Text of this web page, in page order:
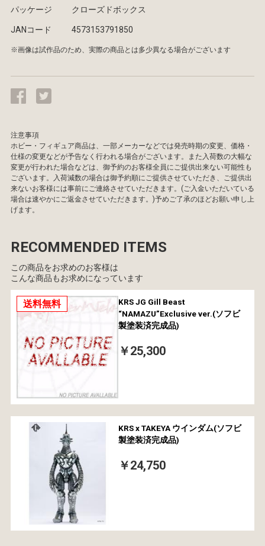
パッケージ クローズドボックス
JANコード 4573153791850
※画像は試作品のため、実際の商品とは多少異なる場合がございます
注意事項
ホビー・フィギュア商品は、一部メーカーなどでは発売時期の変更、価格・
仕様の変更などが予告なく行われる場合がございます。また入荷数の大幅な
変更が行われた場合などは、御予約のお客様全員にご提供出来ない可能性も
ございます。入荷減数の場合は御予約順にご提供させていただき、ご提供出
来ないお客様には事前にご連絡させていただきます。(ご入金いただいている
場合は速やかにご返金させていただきます。)予めご了承のほどお願い申し上
げます。
RECOMMENDED ITEMS
この商品をお求めのお客様は
こんな商品もお求めになっています
送料無料
KRS JG Gill Beast
“NAMAZU”Exclusive ver.(ソフビ
製塗装済完成品)
￥25,300
KRS x TAKEYA ウインダム(ソフビ
製塗装済完成品)
￥24,750